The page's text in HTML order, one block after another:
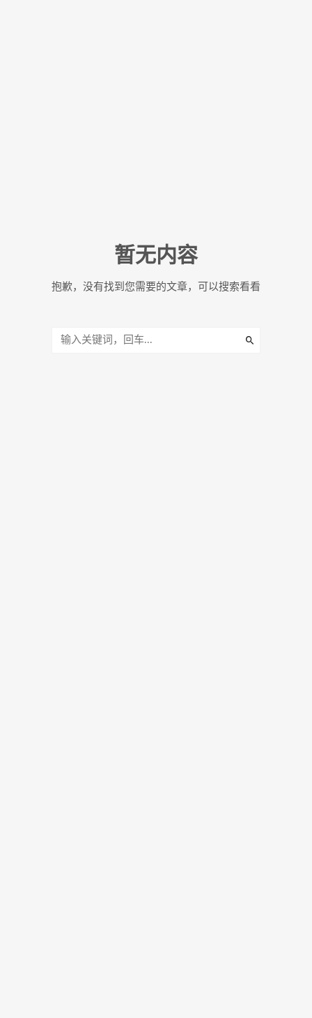
暂无内容
抱歉，没有找到您需要的文章，可以搜索看看